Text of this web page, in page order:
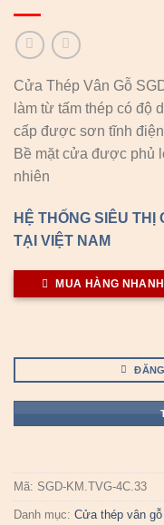
Cửa Thép Vân Gỗ
làm từ tấm thép có độ
cấp được sơn tĩnh
Bề mặt cửa được phủ
nhiên
HỆ THỐNG SIÊU
TẠI VIỆT NAM
MUA HÀNG NHANH
Mã: SGD-KM.TVG-4C.33
Danh mục: Cửa thép vân gỗ